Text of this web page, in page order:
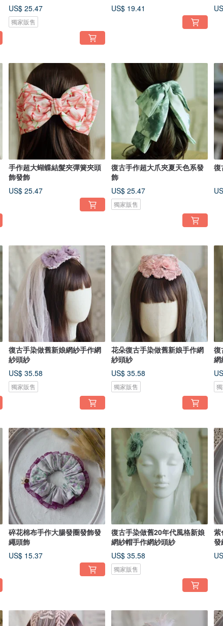
US$ 25.47
獨家販售
US$ 19.41
手作超大蝴蝶結髮夾彈簧夾頭
飾發飾
US$ 25.47
復古手作超大爪夾夏天色系發
飾
US$ 25.47
獨家販售
復
復古手染做舊新娘網紗手作網
紗頭紗
US$ 35.58
獨家販售
花朵復古手染做舊新娘手作網
紗頭紗
US$ 35.58
獨家販售
復
網
碎花棉布手作大腸發圈發飾發
繩頭飾
US$ 15.37
復古手染做舊20年代風格新娘
網紗帽手作網紗頭紗
US$ 35.58
獨家販售
紫
發